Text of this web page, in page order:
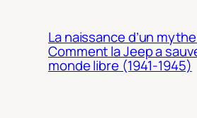
La naissance d’un
Comment la Jeep a
monde libre (1941-1945)